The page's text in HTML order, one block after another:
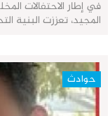
في إطار الاحتفالات
المجيد، تعززت البنية
حوادث